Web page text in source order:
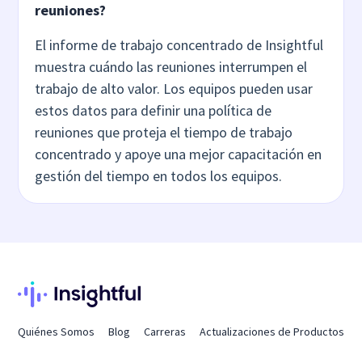
reuniones?
El informe de trabajo concentrado de Insightful
muestra cuándo las reuniones interrumpen el
trabajo de alto valor. Los equipos pueden usar
estos datos para definir una política de
reuniones que proteja el tiempo de trabajo
concentrado y apoye una mejor capacitación en
gestión del tiempo en todos los equipos.
Quiénes Somos Blog Carreras Actualizaciones de Productos